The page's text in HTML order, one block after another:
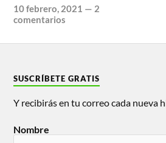
10 febrero, 2021 — 2
comentarios
SUSCRÍBETE GRATIS
Y recibirás en tu correo cada nueva
Nombre